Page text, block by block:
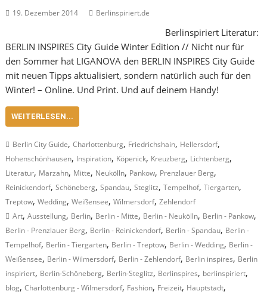
19. Dezember 2014 Berlinspiriert.de
Berlinspiriert Literatur:
BERLIN INSPIRES City Guide Winter Edition // Nicht nur für
den Sommer hat LIGANOVA den BERLIN INSPIRES City Guide
mit neuen Tipps aktualisiert, sondern natürlich auch für den
Winter! – Online. Und Print. Und auf deinem Handy!
WEITERLESEN...
Berlin City Guide,Charlottenburg, Friedrichshain, Hellersdorf,
Hohenschönhausen, Inspiration, Köpenick, Kreuzberg, Lichtenberg,
Literatur, Marzahn, Mitte, Neukölln, Pankow, Prenzlauer Berg,
Reinickendorf,Schöneberg,Spandau,Steglitz,Tempelhof,Tiergarten,
Treptow,Wedding,Weißensee,Wilmersdorf,Zehlendorf
Art,Ausstellung, Berlin, Berlin - Mitte, Berlin - Neukölln, Berlin - Pankow,
Berlin - Prenzlauer Berg, Berlin - Reinickendorf, Berlin - Spandau, Berlin -
Tempelhof, Berlin - Tiergarten, Berlin - Treptow, Berlin - Wedding, Berlin -
Weißensee, Berlin - Wilmersdorf, Berlin - Zehlendorf, Berlin inspires, Berlin
inspiriert, Berlin-Schöneberg, Berlin-Steglitz, Berlinspires, berlinspiriert,
blog,Charlottenburg - Wilmersdorf, Fashion, Freizeit, Hauptstadt,